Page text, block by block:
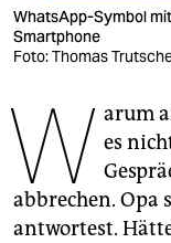
fragen & hilfe
abo
genossenschaft
epaper login
WhatsApp-Symbol
Smartphone
Foto: Thomas
W arum
es
abbrechen. Opa
antwortest.